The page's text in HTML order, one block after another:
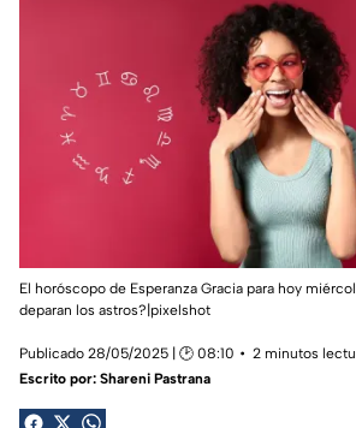
El horóscopo de Esperanza Gracia para hoy
deparan los astros?|pixelshot
Publicado 28/05/2025 | 🕑 08:10
2 minutos
Escrito por: Shareni Pastrana